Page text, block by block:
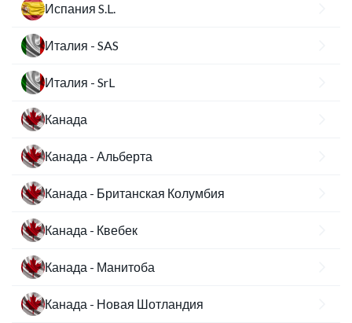
Испания S.L.
Италия - SAS
Италия - SrL
Канада
Канада - Альберта
Канада - Британская Колумбия
Канада - Квебек
Канада - Манитоба
Канада - Новая Шотландия